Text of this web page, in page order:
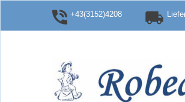
+43(3152)4208